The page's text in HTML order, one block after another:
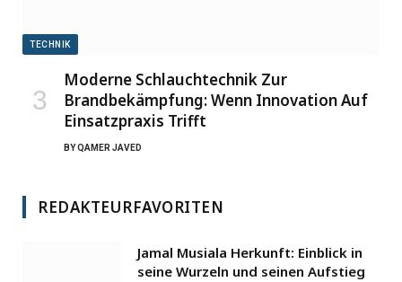
TECHNIK
Moderne Schlauchtechnik Zur
Brandbekämpfung: Wenn Innovation Auf
Einsatzpraxis Trifft
BYQAMER JAVED
REDAKTEURFAVORITEN
Jamal Musiala Herkunft: Einblick in
seine Wurzeln und seinen Aufstieg